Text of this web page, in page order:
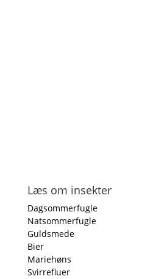
Læs om insekter
Dagsommerfugle
Natsommerfugle
Guldsmede
Bier
Mariehøns
Svirrefluer